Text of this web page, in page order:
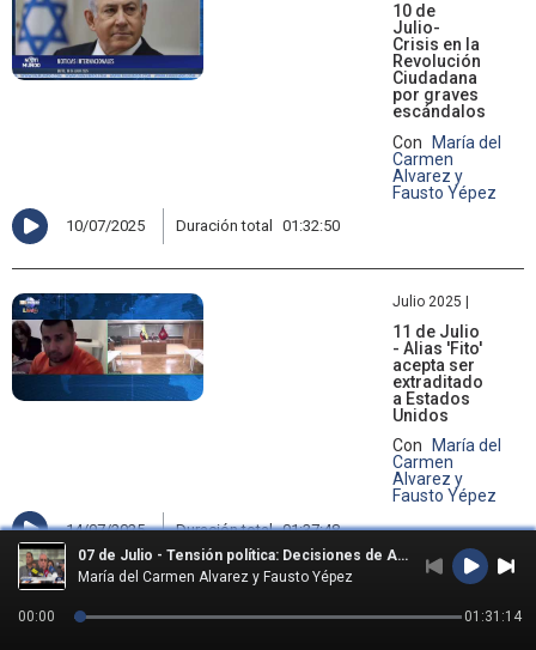
10 de
Julio-
Crisis en la
Revolución
Ciudadana
por graves
escándalos
Con
María del
Carmen
Alvarez y
Fausto Yépez
10/07/2025 Duración total 01:32:50
Julio 2025 |
11 de Julio
- Alias 'Fito'
acepta ser
extraditado
a Estados
Unidos
Con
María del
Carmen
Alvarez y
Fausto Yépez
14/07/2025 Duración total 01:37:48
07 de Julio - Tensión política: Decisiones de Abelardo De La Espriella contra Gustavo
María del Carmen Alvarez y Fausto Yépez
00:00 01:31:14